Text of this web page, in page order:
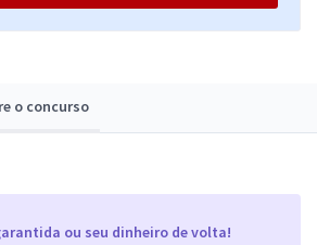
o concurso
ou seu dinheiro de volta!